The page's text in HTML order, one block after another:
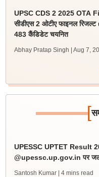
UPSC CDS 2 2025 OTA
सीडीएस 2 ओटीए फाइनल
483 कैंडिडेट चयनित
Abhay Pratap Singh | Aug 7,
[
UPESSC UPTET Result
@upessc.up.gov.in पर
Santosh Kumar | 4 mins read